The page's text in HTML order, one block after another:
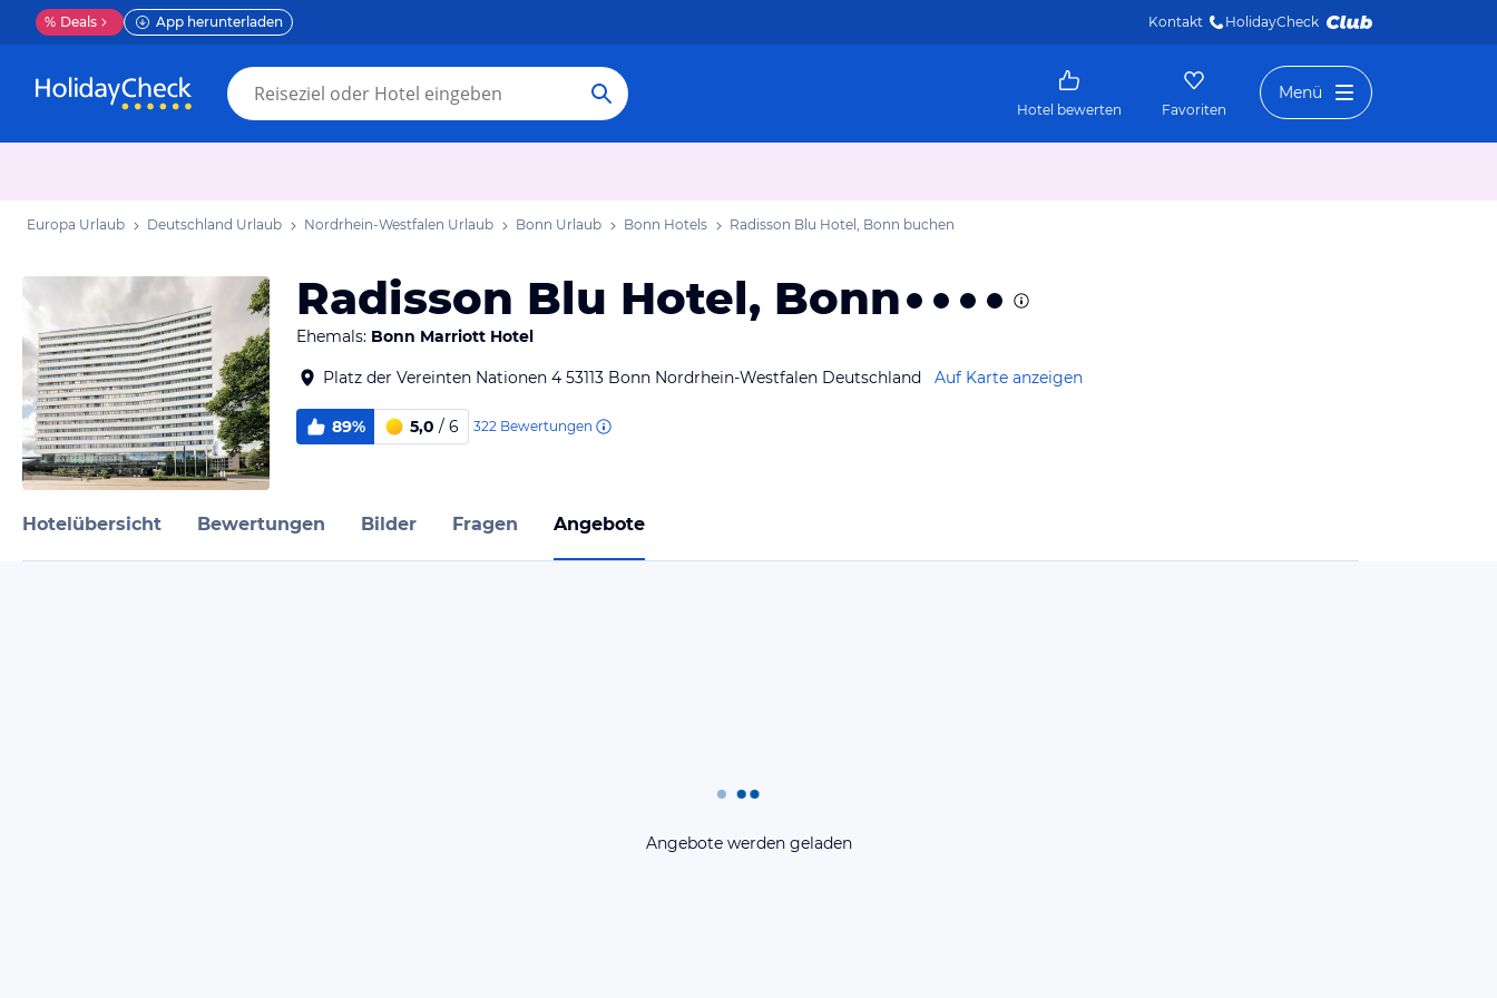
% Deals App herunterladen Kontakt HolidayCheck
Hotel bewerten Favoriten
Menü
Europa Urlaub Deutschland Urlaub Nordrhein-Westfalen Urlaub Bonn Urlaub Bonn Hotels Radisson Blu Hotel, Bonn buchen
Radisson Blu Hotel, Bonn
Ehemals: Bonn Marriott Hotel
Platz der Vereinten Nationen 4 53113 Bonn Nordrhein-Westfalen Deutschland Auf Karte anzeigen
89% 5,0 / 6 322 Bewertungen
Hotelübersicht Bewertungen Bilder Fragen Angebote
Angebote werden geladen